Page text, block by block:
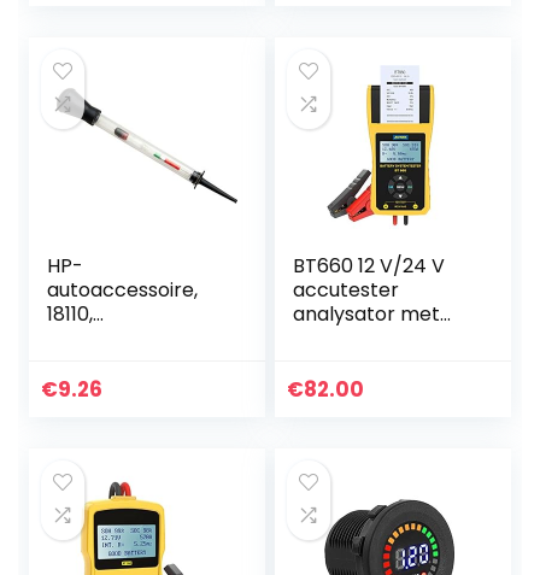
HP-
autoaccessoire,
18110,
€9.26
BT660 12 V/24 V
accutester
analysator met
overstroomde
€82.00